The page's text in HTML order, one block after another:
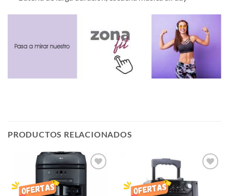
PRODUCTOS RELACIONADOS
LISTA
LISTA